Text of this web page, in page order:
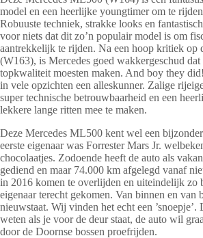
model en een heerlijke youngtimer om te
Robuuste techniek, strakke looks en
voor niets dat dit zo’n populair model is om
aantrekkelijk te rijden. Na een hoop kritiek op
(W163), is Mercedes goed wakkergeschud dat
topkwaliteit moesten maken. And boy they
in vele opzichten een alleskunner. Zalige
super technische betrouwbaarheid en een
lekkere lange ritten mee te maken.
Deze Mercedes ML500 kent wel een
eerste eigenaar was Forrester Mars Jr.
chocolaatjes. Zodoende heeft de auto als
gediend en maar 74.000 km afgelegd vanaf
in 2016 komen te overlijden en uiteindelijk zo
eigenaar terecht gekomen. Van binnen en van
nieuwstaat. Wij vinden het echt een ’snoepje’.
weten als je voor de deur staat, de auto wil
door de Doornse bossen proefrijden.